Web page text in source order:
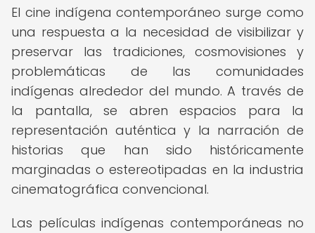
El cine indígena contemporáneo surge como
una respuesta a la necesidad de visibilizar y
preservar las tradiciones, cosmovisiones y
problemáticas de las comunidades
indígenas alrededor del mundo. A través de
la pantalla, se abren espacios para la
representación auténtica y la narración de
historias que han sido históricamente
marginadas o estereotipadas en la industria
cinematográfica convencional.
Las películas indígenas contemporáneas no